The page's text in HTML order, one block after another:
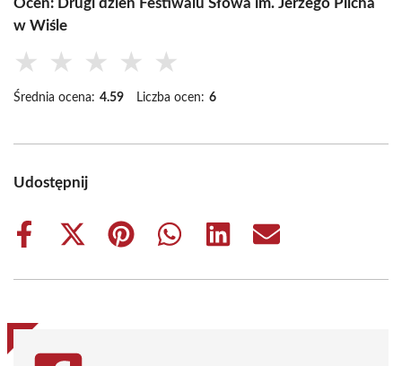
Oceń: Drugi dzień Festiwalu Słowa im. Jerzego Pilcha
w Wiśle
★ ★ ★ ★ ★
Średnia ocena: 4.59 Liczba ocen: 6
Udostępnij
Share
Share
(Twitter)
Share
Share
Share
Share